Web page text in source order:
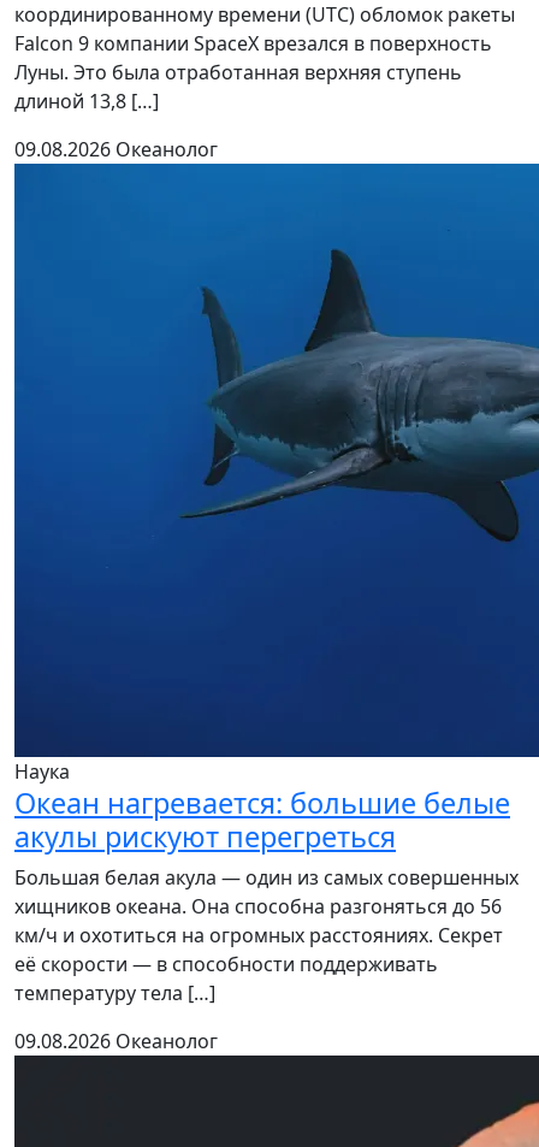
координированному времени (UTC) обломок ракеты
Falcon 9 компании SpaceX врезался в поверхность
Луны. Это была отработанная верхняя ступень
длиной 13,8 […]
09.08.2026 Океанолог
Наука
Океан нагревается: большие белые
акулы рискуют перегреться
Большая белая акула — один из самых совершенных
хищников океана. Она способна разгоняться до 56
км/ч и охотиться на огромных расстояниях. Секрет
её скорости — в способности поддерживать
температуру тела […]
09.08.2026 Океанолог